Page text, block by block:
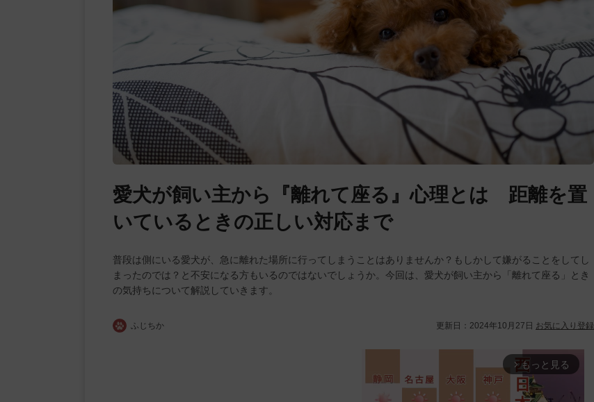
愛犬が飼い主から『離れて座る』心理とは 距離を置
いているときの正しい対応まで
普段は側にいる愛犬が、急に離れた場所に行ってしまうことはありませんか？もしかして嫌がることをしてし
まったのでは？と不安になる方もいるのではないでしょうか。今回は、愛犬が飼い主から「離れて座る」とき
の気持ちについて解説していきます。
ふじちか 更新日： 2024年10月27日 お気に入り登録
arrow_forward_ios もっと見る